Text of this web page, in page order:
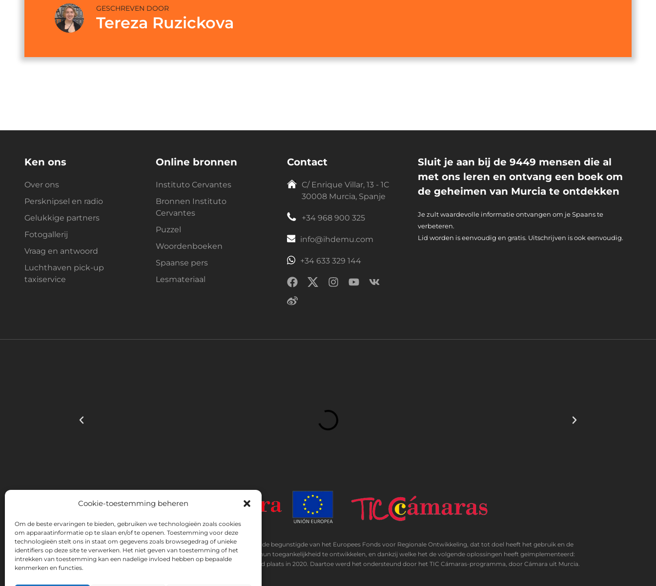
Cookie-toestemming beheren
Om de beste ervaringen te bieden, gebruiken we technologieën zoals cookies
om apparaatinformatie op te slaan en/of te openen. Toestemming voor deze
technologieën stelt ons in staat om gegevens zoals browsegedrag of unieke
identifiers op deze site te verwerken. Het niet geven van toestemming of het
intrekken van toestemming kan een nadelige invloed hebben op bepaalde
kenmerken en functies.
GESCHREVEN DOOR
Tereza Ruzickova
Ken ons
Over ons
Persknipsel en radio
Gelukkige partners
Fotogallerij
Vraag en antwoord
Luchthaven pick-up
taxiservice
Online bronnen
Instituto Cervantes
Bronnen Instituto
Cervantes
Puzzel
Woordenboeken
Spaanse pers
Lesmateriaal
Contact
C/ Enrique Villar, 13 - 1C
30008 Murcia, Spanje
+34 968 900 325
info@ihdemu.com
+34 633 329 144
Sluit je aan bij de 9449 mensen die al
met ons leren en ontvang een boek om
de geheimen van Murcia te ontdekken
Je zult waardevolle informatie ontvangen om je Spaans te
verbeteren.
Lid worden is eenvoudig en gratis. Uitschrijven is ook eenvoudig.
INSTITUTO HISPANICO DE MURCIA, SOCIEDAD LIMITADA is de begunstigde van het Europees Fonds voor Regionale Ontwikkeling, dat tot doel heeft het gebruik en de
kwaliteit van informatie- en communicatietechnologieën en hun toegankelijkheid te ontwikkelen, en dankzij welke het de volgende oplossingen heeft geïmplementeerd:
online aanwezigheid via zijn Website. De huidige maatregel vond plaats in 2020. Daartoe werd het ondersteund door het TIC Cámaras-programma, door Cámara uit Murcia.